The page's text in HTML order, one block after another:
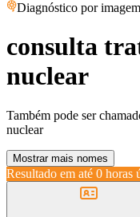
Diagnóstico por imagem
consulta
nuclear
Também pode ser
nuclear
Mostrar mais nomes
Resultado em até 0 horas